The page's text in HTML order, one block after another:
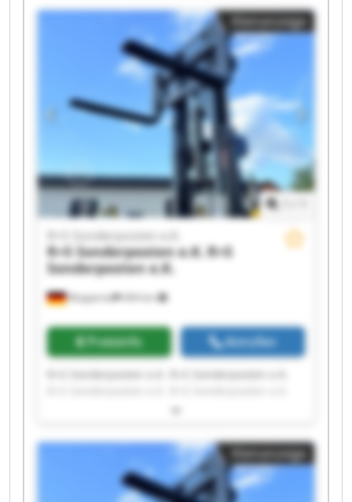
R+S Sonderposten e.K. R+S Sonderposten e.K.
R+S Sonderposten e.K. R+S Sonderposten e.K.
R+S Sonderposten e.K. R+S Sonderposten e.K.
R+S Sonderposten e.K. R+S Sonderposten e.K.
R+S Sonderposten e.K. R+S Sonderposten e.K.
R+S Sonderposten e.K. R+S Sonderposten e.K.
Kleinanzeige
Wuppertal 494 km
R+S Sonderposten e.K.
R+S Sonderposten e.K. R+S
Sonderposten e.K.
Preisinfo Anrufen
R+S Sonderposten e.K. R+S Sonderposten e.K.
R+S Sonderposten e.K. R+S Sonderposten e.K.
R+S Sonderposten e.K. R+S Sonderposten e.K.
R+S Sonderposten e.K. R+S Sonderposten e.K.
R+S Sonderposten e.K. R+S Sonderposten e.K.
Kleinanzeige